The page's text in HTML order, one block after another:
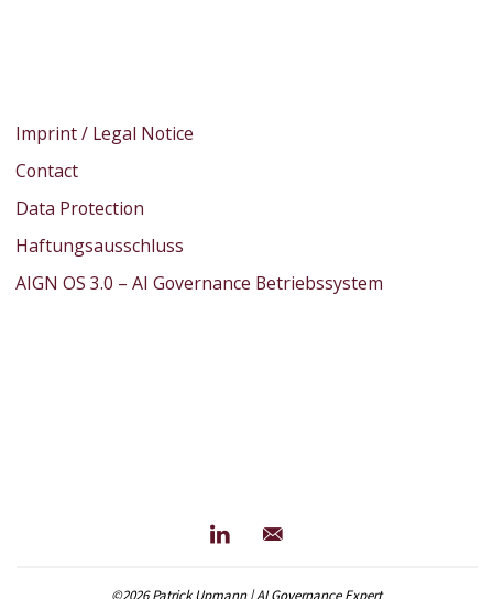
Imprint / Legal Notice
Contact
Data Protection
Haftungsausschluss
AIGN OS 3.0 – AI Governance Betriebssystem